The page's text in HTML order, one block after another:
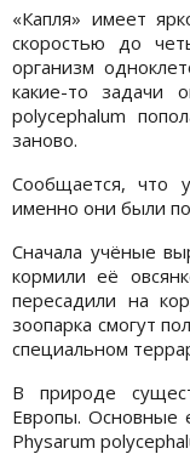
«Капля» имеет
скоростью до
организм
какие-то задачи
polycephalum
заново.
Сообщается, что
именно они были
Сначала учёные
кормили её
пересадили на
зоопарка смогут
специальном
В природе
Европы. Основные
Physarum